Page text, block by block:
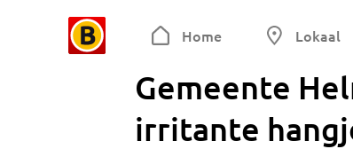
Home Lokaal
Gemeente
irritante